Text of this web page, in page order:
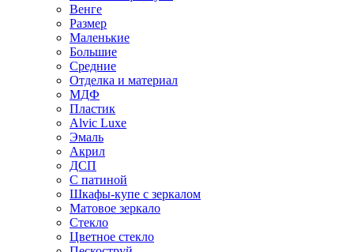
Венге
Размер
Маленькие
Большие
Средние
Отделка и материал
МДФ
Пластик
Alvic Luxe
Эмаль
Акрил
ДСП
С патиной
Шкафы-купе с зеркалом
Матовое зеркало
Стекло
Цветное стекло